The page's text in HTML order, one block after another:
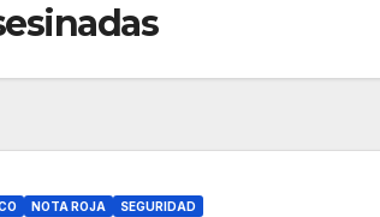
NOTA ROJA SEGURIDAD